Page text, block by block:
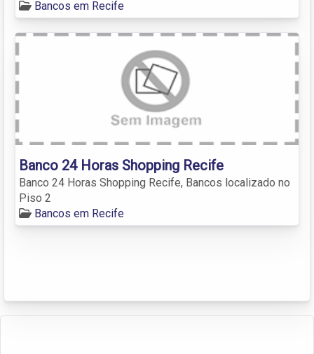
Bancos em Recife
Banco 24 Horas Shopping Recife
Banco 24 Horas Shopping Recife, Bancos localizado no
Piso 2
Bancos em Recife